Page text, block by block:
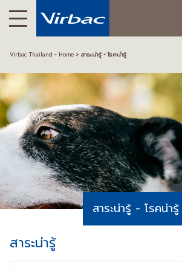
Virbac Thailand - Home สาระน่ารู้ - โรคน่ารู้
สาระน่ารู้ - โรคน่ารู้
สาระน่ารู้